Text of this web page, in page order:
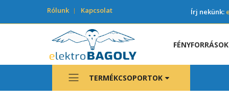
Rólunk Kapcsolat Írj nekünk:
FÉNYFORRÁSOK
TERMÉKCSOPORTOK